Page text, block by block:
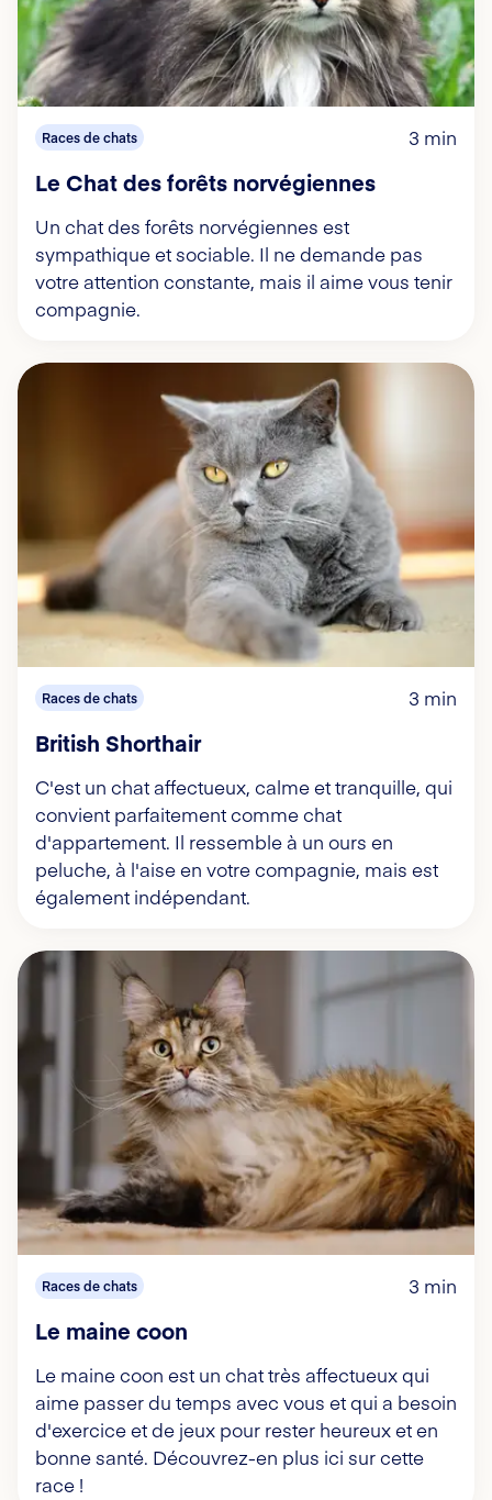
Races de chats 3 min
Le Chat des forêts norvégiennes
Un chat des forêts norvégiennes est
sympathique et sociable. Il ne demande pas
votre attention constante, mais il aime vous tenir
compagnie.
Races de chats 3 min
British Shorthair
C'est un chat affectueux, calme et tranquille, qui
convient parfaitement comme chat
d'appartement. Il ressemble à un ours en
peluche, à l'aise en votre compagnie, mais est
également indépendant.
Races de chats 3 min
Le maine coon
Le maine coon est un chat très affectueux qui
aime passer du temps avec vous et qui a besoin
d'exercice et de jeux pour rester heureux et en
bonne santé. Découvrez-en plus ici sur cette
race !